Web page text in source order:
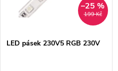
p
s
199 Kč
–25 %
LED pásek 230V5 RGB 230V